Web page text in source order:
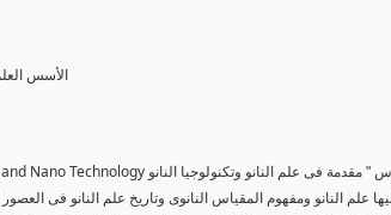
الأسس
" مقدمة فى علم النانو وتكنولوجيا النانو Nano Technology
علم النانو ومفهوم المقياس النانوى وتاريخ علم النانو فى